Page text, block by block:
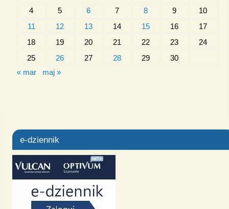
4
5 6 7 8 9
10
11
12 13 14 15 16
17
18
19 20 21 22 23
24
25
26 27 28 29
30
« mar
maj »
e-dziennik